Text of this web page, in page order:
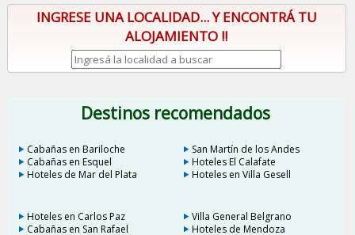
INGRESE UNA LOCALIDAD... Y ENCONTRÁ TU
ALOJAMIENTO !!
Destinos recomendados
Cabañas en Bariloche
San Martín de los Andes
Cabañas en Esquel
Hoteles El Calafate
Hoteles de Mar del Plata
Hoteles en Villa Gesell
Hoteles en Carlos Paz
Villa General Belgrano
Cabañas en San Rafael
Hoteles de Mendoza